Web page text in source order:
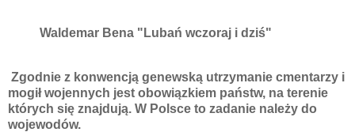
Waldemar Bena "Lubań wczoraj i dziś"
Zgodnie z konwencją genewską utrzymanie cmentarzy i
mogił wojennych jest obowiązkiem państw, na terenie
których się znajdują. W Polsce to zadanie należy do
wojewodów.